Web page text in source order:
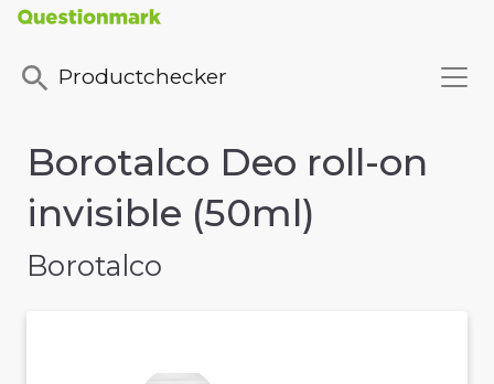
Productchecker
Borotalco Deo roll-on
invisible (50ml)
Borotalco